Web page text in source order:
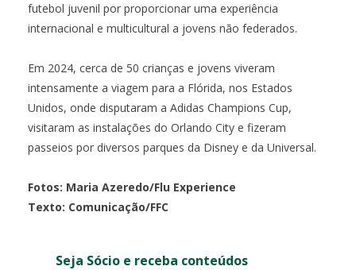
futebol juvenil por proporcionar uma experiência
internacional e multicultural a jovens não federados.
Em 2024, cerca de 50 crianças e jovens viveram
intensamente a viagem para a Flórida, nos Estados
Unidos, onde disputaram a Adidas Champions Cup,
visitaram as instalações do Orlando City e fizeram
passeios por diversos parques da Disney e da Universal.
Fotos: Maria Azeredo/Flu Experience
Texto: Comunicação/FFC
Seja Sócio e receba conteúdos